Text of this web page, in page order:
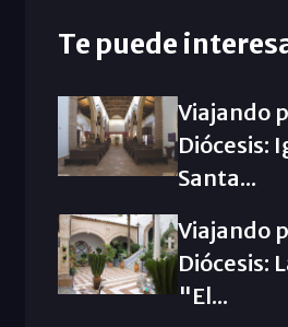
Te puede
Viajando
Diócesis:
Santa...
Viajando
Diócesis:
"El...